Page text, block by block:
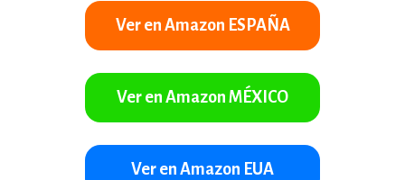
Ver en Amazon ESPAÑA
Ver en Amazon MÉXICO
Ver en Amazon EUA